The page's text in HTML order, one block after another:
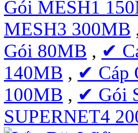
Gói MESH1
MESH3 300MB
Gói 80MB , ✔
140MB , ✔ Cáp
100MB , ✔ Gói
SUPERNET4